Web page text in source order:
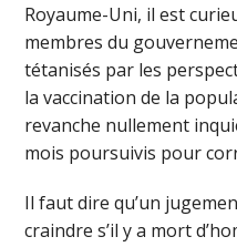
Royaume-Uni, il est
membres du
tétanisés par les
la vaccination de la
revanche nullement
mois poursuivis pour
Il faut dire qu’un
craindre s’il y a mort